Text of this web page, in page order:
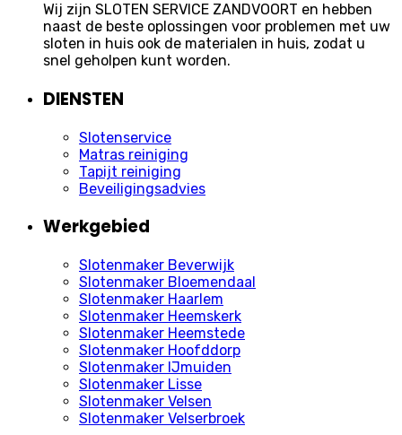
Wij zijn SLOTEN SERVICE ZANDVOORT en hebben
naast de beste oplossingen voor problemen met uw
sloten in huis ook de materialen in huis, zodat u
snel geholpen kunt worden.
DIENSTEN
Slotenservice
Matras reiniging
Tapijt reiniging
Beveiligingsadvies
Werkgebied
Slotenmaker Beverwijk
Slotenmaker Bloemendaal
Slotenmaker Haarlem
Slotenmaker Heemskerk
Slotenmaker Heemstede
Slotenmaker Hoofddorp
Slotenmaker IJmuiden
Slotenmaker Lisse
Slotenmaker Velsen
Slotenmaker Velserbroek